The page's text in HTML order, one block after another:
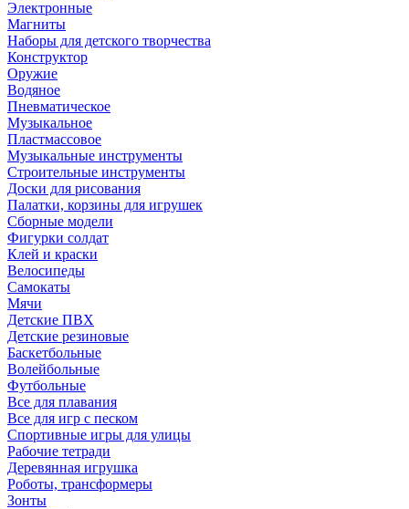
Электронные
Магниты
Наборы для детского творчества
Конструктор
Оружие
Водяное
Пневматическое
Музыкальное
Пластмассовое
Музыкальные инструменты
Строительные инструменты
Доски для рисования
Палатки, корзины для игрушек
Сборные модели
Фигурки солдат
Клей и краски
Велосипеды
Самокаты
Мячи
Детские ПВХ
Детские резиновые
Баскетбольные
Волейбольные
Футбольные
Все для плавания
Все для игр с песком
Спортивные игры для улицы
Рабочие тетради
Деревянная игрушка
Роботы, трансформеры
Зонты